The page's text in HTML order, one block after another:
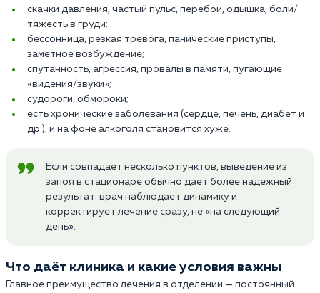
скачки давления, частый пульс, перебои, одышка, боли/
тяжесть в груди;
бессонница, резкая тревога, панические приступы,
заметное возбуждение;
спутанность, агрессия, провалы в памяти, пугающие
«видения/звуки»;
судороги, обмороки;
есть хронические заболевания (сердце, печень, диабет и
др.), и на фоне алкоголя становится хуже.
Если совпадает несколько пунктов, выведение из
запоя в стационаре обычно даёт более надёжный
результат: врач наблюдает динамику и
корректирует лечение сразу, не «на следующий
день».
Что даёт клиника и какие условия важны
Главное преимущество лечения в отделении — постоянный